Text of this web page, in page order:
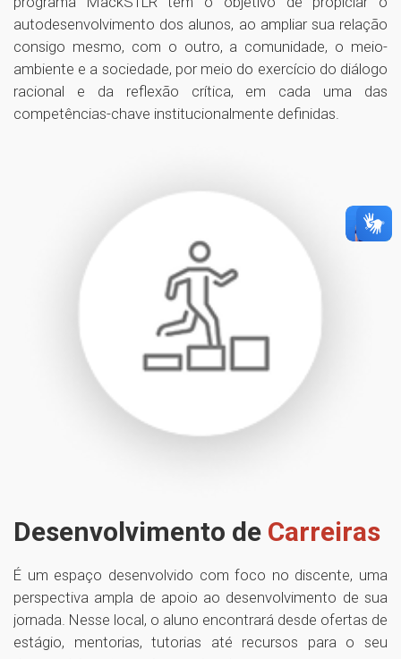
autodesenvolvimento dos alunos, ao ampliar sua relação
consigo mesmo, com o outro, a comunidade, o meio-
ambiente e a sociedade, por meio do exercício do diálogo
racional e da reflexão crítica, em cada uma das
competências-chave institucionalmente definidas.
Desenvolvimento de Carreiras
É um espaço desenvolvido com foco no discente, uma
perspectiva ampla de apoio ao desenvolvimento de sua
jornada. Nesse local, o aluno encontrará desde ofertas de
estágio, mentorias, tutorias até recursos para o seu